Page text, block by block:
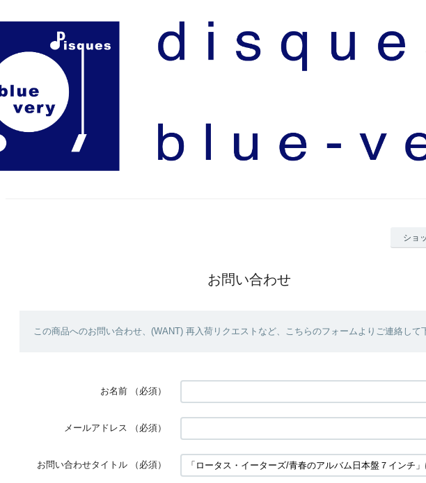
ショ
お問い合わせ
この商品へのお問い合わせ、(WANT) 再入荷リクエストなど、こちらのフォームよりご連絡して
お名前 （必須）
メールアドレス （必須）
お問い合わせタイトル （必須）